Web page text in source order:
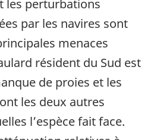
les perturbations
par les navires sont
menaces
résident du Sud est
de proies et les
les deux autres
l’espèce fait face.